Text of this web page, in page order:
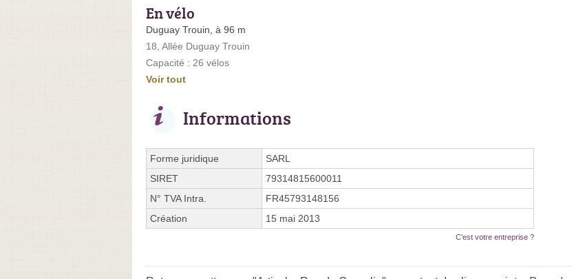
En vélo
Duguay Trouin, à 96 m
18, Allée Duguay Trouin
Capacité : 26 vélos
Voir tout
Informations
Forme juridique
SARL
SIRET
79314815600011
N° TVA Intra.
FR45793148156
Création
15 mai 2013
C'est votre entreprise ?